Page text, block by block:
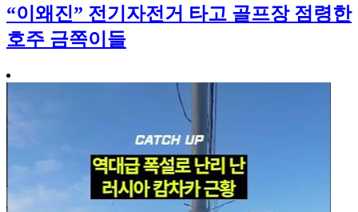
“이왜진” 전기자전거 타고 골프장 점령한
호주 금쪽이들